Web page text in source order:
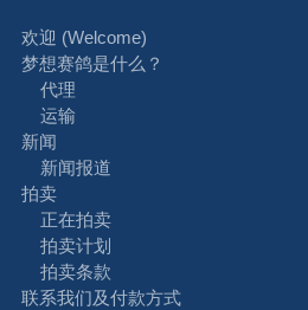
欢迎 (Welcome)
梦想赛鸽是什么？
代理
运输
新闻
新闻报道
拍卖
正在拍卖
拍卖计划
拍卖条款
联系我们及付款方式